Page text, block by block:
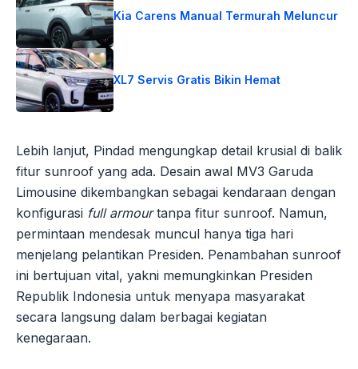
Kia Carens Manual Termurah Meluncur
XL7 Servis Gratis Bikin Hemat
Lebih lanjut, Pindad mengungkap detail krusial di balik
fitur sunroof yang ada. Desain awal MV3 Garuda
Limousine dikembangkan sebagai kendaraan dengan
konfigurasi full armourtanpa fitur sunroof. Namun,
permintaan mendesak muncul hanya tiga hari
menjelang pelantikan Presiden. Penambahan sunroof
ini bertujuan vital, yakni memungkinkan Presiden
Republik Indonesia untuk menyapa masyarakat
secara langsung dalam berbagai kegiatan
kenegaraan.